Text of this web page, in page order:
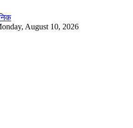
August 10, 2026